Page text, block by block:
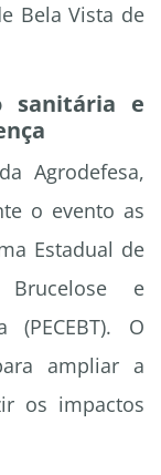
Bela Vista de
sanitária e
Agrodefesa,
o evento as
Estadual de
e
O
ampliar a
os impactos